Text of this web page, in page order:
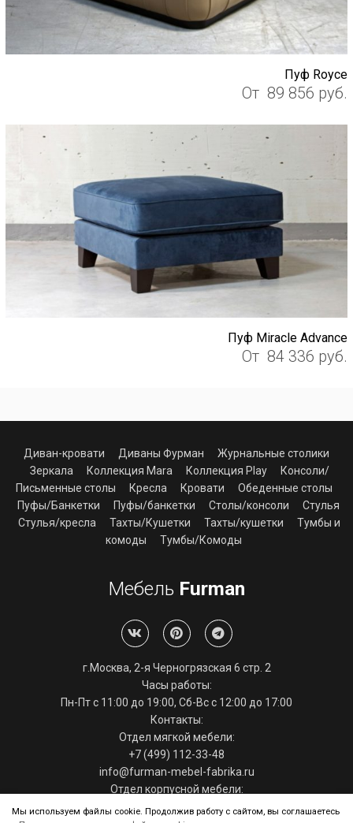
Пуф Royce
От 89 856 руб.
Пуф Miracle Advance
От 84 336 руб.
Мы используем файлы cookie. Продолжив работу с сайтом, вы соглашаетесь
Диван-кровати Диваны Фурман
Журнальные столики
Зеркала
Коллекция Mara Коллекция Play
Консоли/
Письменные столы
Кресла Кровати
Обеденные столы
Пуфы/Банкетки
Пуфы/банкетки Столы/консоли
Стулья
Стулья/кресла
Тахты/Кушетки Тахты/кушетки
Тумбы и
комоды
Тумбы/Комоды
Мебель Furman
г.Москва, 2-я Черногрязская 6 стр. 2
Часы работы:
Пн-Пт с 11:00 до 19:00, Сб-Вс с 12:00 до 17:00
Контакты:
Отдел мягкой мебели:
+7 (499) 112-33-48
info@furman-mebel-fabrika.ru
Отдел корпусной мебели:
+7 (495) 286-29-39